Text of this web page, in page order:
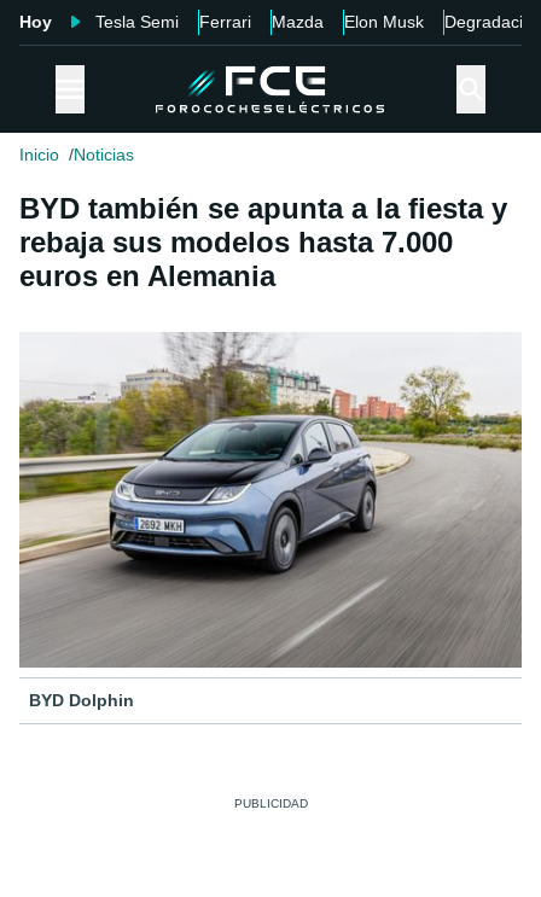
Hoy Tesla Semi Ferrari Mazda Elon Musk Degradación
Inicio Noticias
BYD también se apunta a la fiesta y
rebaja sus modelos hasta 7.000
euros en Alemania
BYD Dolphin